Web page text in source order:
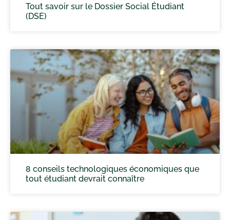
Tout savoir sur le Dossier Social Étudiant
(DSE)
8 conseils technologiques économiques que
tout étudiant devrait connaître